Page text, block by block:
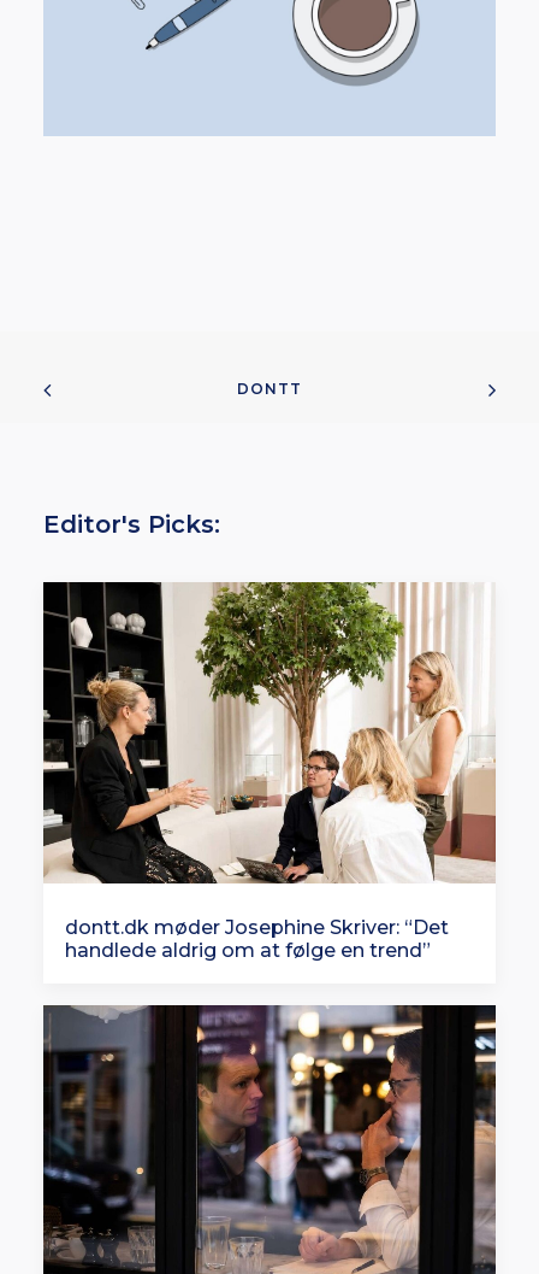
DONTT
Editor's Picks:
dontt.dk møder Josephine Skriver: “Det
handlede aldrig om at følge en trend”